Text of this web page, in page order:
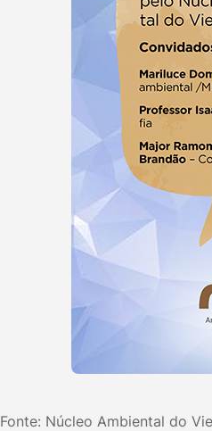
Fonte: Núcleo Ambiental do